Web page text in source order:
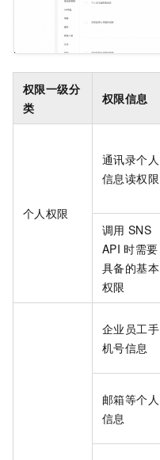
权限一级分
类
权限信息
个人权限
通讯录个人
信息读权限
调用 SNS
API 时需要
具备的基本
权限
企业员工手
机号信息
邮箱等个人
信息